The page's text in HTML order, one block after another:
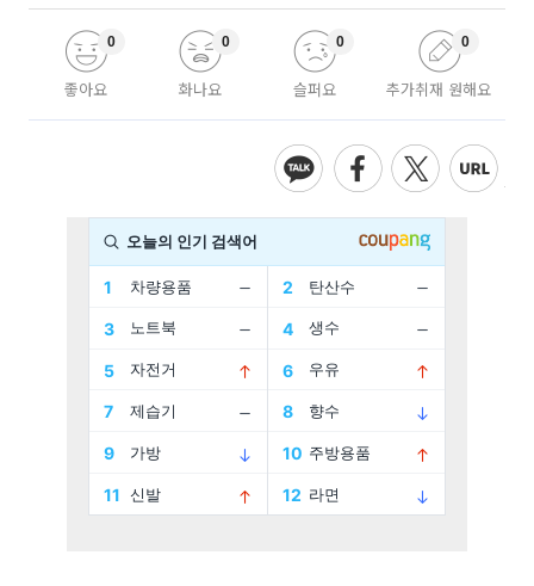
좋아요
0
화나요
0
슬퍼요
0
추가취재 원해요
0